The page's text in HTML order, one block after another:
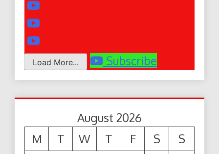
Load More... Subscribe
August 2026
M
T W T F S
S